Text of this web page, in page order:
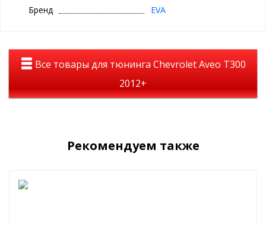
⊕ надежно фиксируются повторяя геометрию
⊕ легко чистятся и просты в уходе
Бренд
EVA
Все товары для тюнинга Chevrolet Aveo T300
2012+
Рекомендуем также